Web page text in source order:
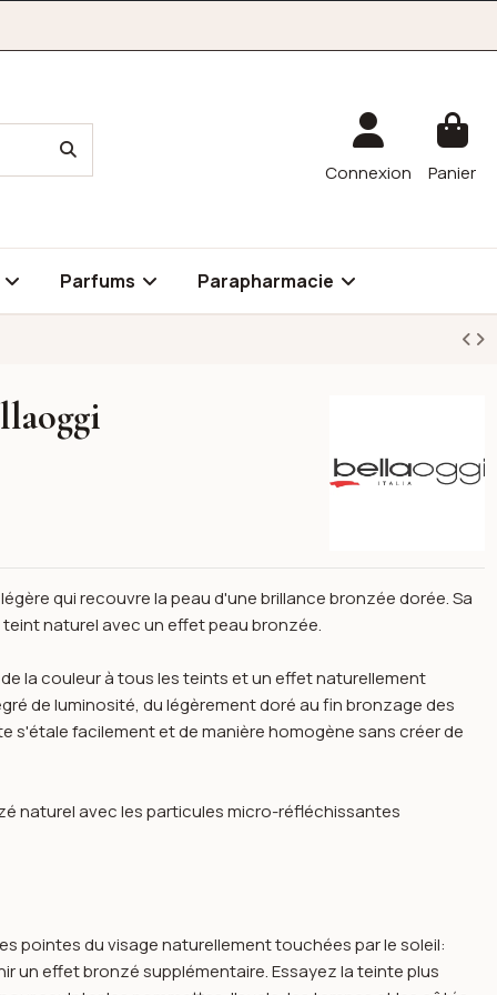
Connexion Panier
Parfums Parapharmacie
qui recouvre la peau d'une brillance bronzée dorée. Sa
naturel avec un effet peau bronzée.
la couleur à tous les teints et un effet naturellement
de luminosité, du légèrement doré au fin bronzage des
facilement et de manière homogène sans créer de
naturel avec les particules micro-réfléchissantes
pointes du visage naturellement touchées par le soleil:
un effet bronzé supplémentaire. Essayez la teinte plus